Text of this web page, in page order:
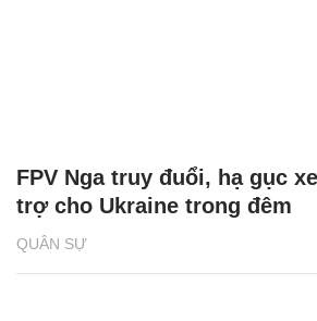
QUÂN SỰ
FPV Nga truy đuổi, hạ gục
trợ cho Ukraine trong đêm